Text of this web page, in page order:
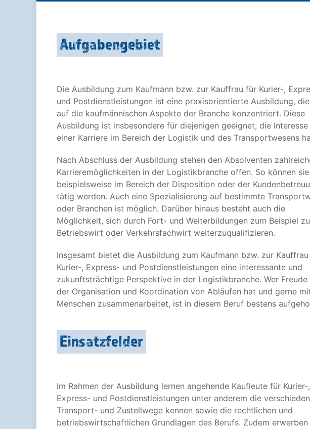
Aufgabengebiet
Die Ausbildung zum Kaufmann bzw. zur Kauffrau für Kurier-,
und Postdienstleistungen ist eine praxisorientierte Ausbildung,
auf die kaufmännischen Aspekte der Branche konzentriert. Diese
Ausbildung ist insbesondere für diejenigen geeignet, die Interesse
einer Karriere im Bereich der Logistik und des Transportwesens
Nach Abschluss der Ausbildung stehen den Absolventen
Karrieremöglichkeiten in der Logistikbranche offen. So können sie
beispielsweise im Bereich der Disposition oder der
tätig werden. Auch eine Spezialisierung auf bestimmte
oder Branchen ist möglich. Darüber hinaus besteht auch die
Möglichkeit, sich durch Fort- und Weiterbildungen zum Beispiel
Betriebswirt oder Verkehrsfachwirt weiterzuqualifizieren.
Insgesamt bietet die Ausbildung zum Kaufmann bzw. zur
Kurier-, Express- und Postdienstleistungen eine interessante und
zukunftsträchtige Perspektive in der Logistikbranche. Wer Freude
der Organisation und Koordination von Abläufen hat und gerne
Menschen zusammenarbeitet, ist in diesem Beruf bestens
Einsatzfelder
Im Rahmen der Ausbildung lernen angehende Kaufleute für Kurier-,
Express- und Postdienstleistungen unter anderem die
Transport- und Zustellwege kennen sowie die rechtlichen und
betriebswirtschaftlichen Grundlagen des Berufs. Zudem erwerben